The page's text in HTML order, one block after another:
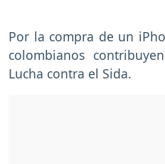
Por la compra de un
colombianos
Lucha contra el Sida.